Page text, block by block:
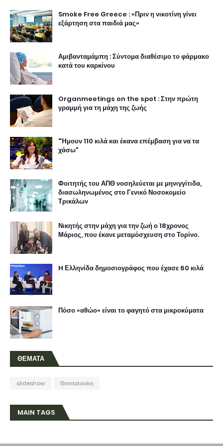
Smoke Free Greece : «Πριν η νικοτίνη γίνει
εξάρτηση στα παιδιά μας»
Αμιβανταμάμπη : Σύντομα διαθέσιμο το φάρμακο
κατά του καρκίνου
Organmeetings on the spot : Στην πρώτη
γραμμή για τη μάχη της ζωής
"Ήμουν 110 κιλά και έκανα επέμβαση για να τα
χάσω"
Φοιτητής του ΑΠΘ νοσηλεύεται με μηνιγγίτιδα,
διασωληνωμένος στο Γενικό Νοσοκομείο
Τρικάλων
Νικητής στην μάχη για την ζωή ο 18χρονος
Μάριος, που έκανε μεταμόσχευση στο Τορίνο.
H Ελληνίδα δημοσιογράφος που έχασε 60 κιλά
Πόσο «αθώο» είναι το φαγητό στα μικροκύματα
ΘΕΜΑΤΑ
slideshow Θεσσαλονίκη
MAIN TAGS